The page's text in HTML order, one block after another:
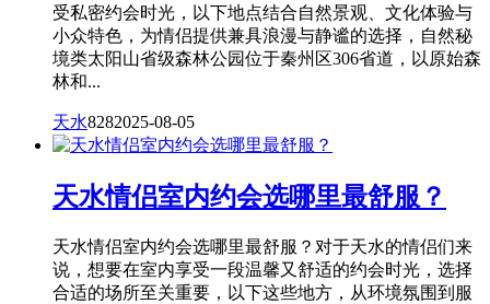
受私密约会时光，以下地点结合自然景观、文化体验与
小众特色，为情侣提供兼具浪漫与静谧的选择，自然秘
境类太阳山省级森林公园位于秦州区306省道，以原始森
林和...
天水8282025-08-05
天水情侣室内约会选哪里最舒服？
天水情侣室内约会选哪里最舒服？对于天水的情侣们来
说，想要在室内享受一段温馨又舒适的约会时光，选择
合适的场所至关重要，以下这些地方，从环境氛围到服